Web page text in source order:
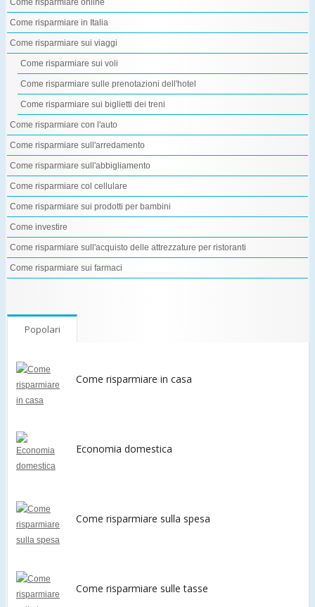
Come risparmiare online
Come risparmiare in Italia
Come risparmiare sui viaggi
Come risparmiare sui voli
Come risparmiare sulle prenotazioni dell'hotel
Come risparmiare sui biglietti dei treni
Come risparmiare con l'auto
Come risparmiare sull'arredamento
Come risparmiare sull'abbigliamento
Come risparmiare col cellulare
Come risparmiare sui prodotti per bambini
Come investire
Come risparmiare sull'acquisto delle attrezzature per ristoranti
Come risparmiare sui farmaci
Popolari
Come risparmiare in casa
Economia domestica
Come risparmiare sulla spesa
Come risparmiare sulle tasse